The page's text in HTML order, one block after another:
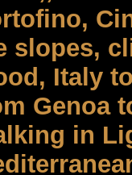
slopes,
Italy
Genoa
in